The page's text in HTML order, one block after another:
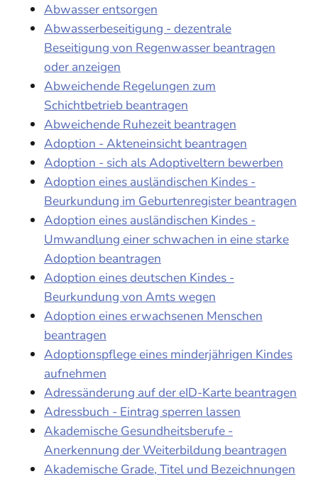
Abwasser entsorgen
Abwasserbeseitigung - dezentrale
Beseitigung von Regenwasser beantragen
oder anzeigen
Abweichende Regelungen zum
Schichtbetrieb beantragen
Abweichende Ruhezeit beantragen
Adoption - Akteneinsicht beantragen
Adoption - sich als Adoptiveltern bewerben
Adoption eines ausländischen Kindes -
Beurkundung im Geburtenregister beantragen
Adoption eines ausländischen Kindes -
Umwandlung einer schwachen in eine starke
Adoption beantragen
Adoption eines deutschen Kindes -
Beurkundung von Amts wegen
Adoption eines erwachsenen Menschen
beantragen
Adoptionspflege eines minderjährigen Kindes
aufnehmen
Adressänderung auf der eID-Karte beantragen
Adressbuch - Eintrag sperren lassen
Akademische Gesundheitsberufe -
Anerkennung der Weiterbildung beantragen
Akademische Grade, Titel und Bezeichnungen